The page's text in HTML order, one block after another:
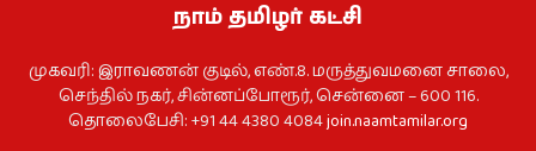
நாம் தமிழர் கட்சி
முகவரி: இராவணன் குடில், எண்.8. மருத்துவமனை சாலை,
செந்தில் நகர், சின்னப்போரூர், சென்னை – 600 116.
தொலைபேசி: +91 44 4380 4084join.naamtamilar.org